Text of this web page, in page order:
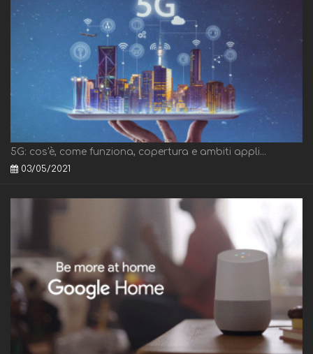
5G: cos'è, come funziona, copertura e ambiti appli...
03/05/2021